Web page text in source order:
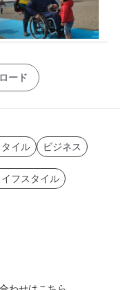
ード
イル ビジネス
フスタイル